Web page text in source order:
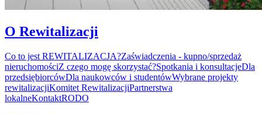
O Rewitalizacji
Co to jest REWITALIZACJA?Zaświadczenia - kupno/sprzedaż
nieruchomościZ czego mogę skorzystać?Spotkania i konsultacjeDla
przedsiębiorcówDla naukowców i studentówWybrane projekty
rewitalizacjiKomitet RewitalizacjiPartnerstwa
lokalneKontaktRODO